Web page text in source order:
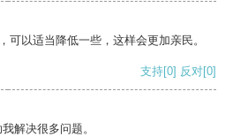
可以适当降低一些，这样会更加亲民。
支持[0] 反对[0]
解决很多问题。